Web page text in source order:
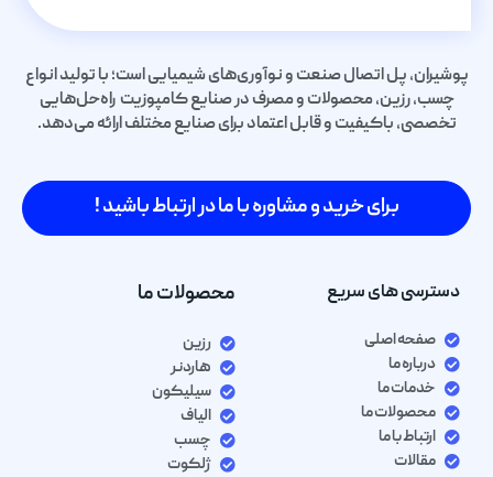
پوشیران، پل اتصال صنعت و نوآوری‌های شیمیایی است؛ با تولید انواع
چسب، رزین، محصولات و مصرف در صنایع کامپوزیت راه‌حل‌هایی
تخصصی، باکیفیت و قابل اعتماد برای صنایع مختلف ارائه می‌دهد.
برای خرید و مشاوره با ما در ارتباط باشید !
دسترسی های سریع
صفحه اصلی
درباره ما
خدمات ما
محصولات ما
ارتباط با ما
مقالات
محصولات ما
رزین
هاردنر
سیلیکون
الیاف
چسب
ژلکوت